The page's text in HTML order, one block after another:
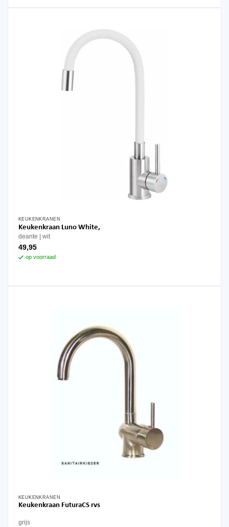
KEUKENKRANEN
Keukenkraan Luno White,
deante wit
49,95
op voorraad
KEUKENKRANEN
Keukenkraan FuturaCS rvs
grijs